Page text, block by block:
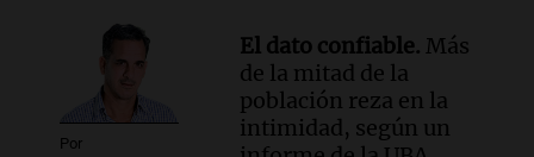
Panorama Federal
Episodios
Por
El dato confiable. Más
de la mitad de la
población reza en la
intimidad, según un